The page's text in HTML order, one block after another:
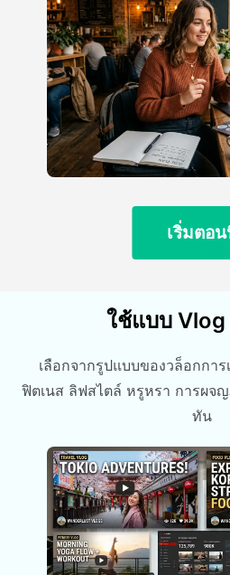
เริ่มตอ
ใช้แบบ
เลือกจากรูปแบบของวล็อกกา
ฟิตเนส ลิฟสไตล์ หรูหรา การผจ
ทัน